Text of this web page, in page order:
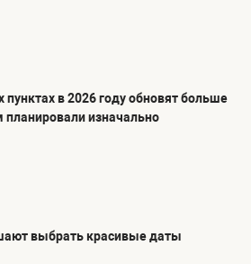
пунктах в 2026 году обновят больше
изначально
выбрать красивые даты